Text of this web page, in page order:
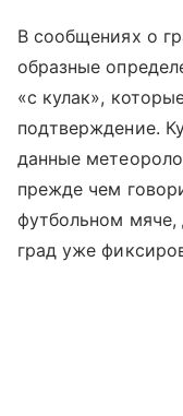
В сообщениях о
образные
«с кулак»,
подтверждение.
данные
прежде чем
футбольном мяче,
град уже